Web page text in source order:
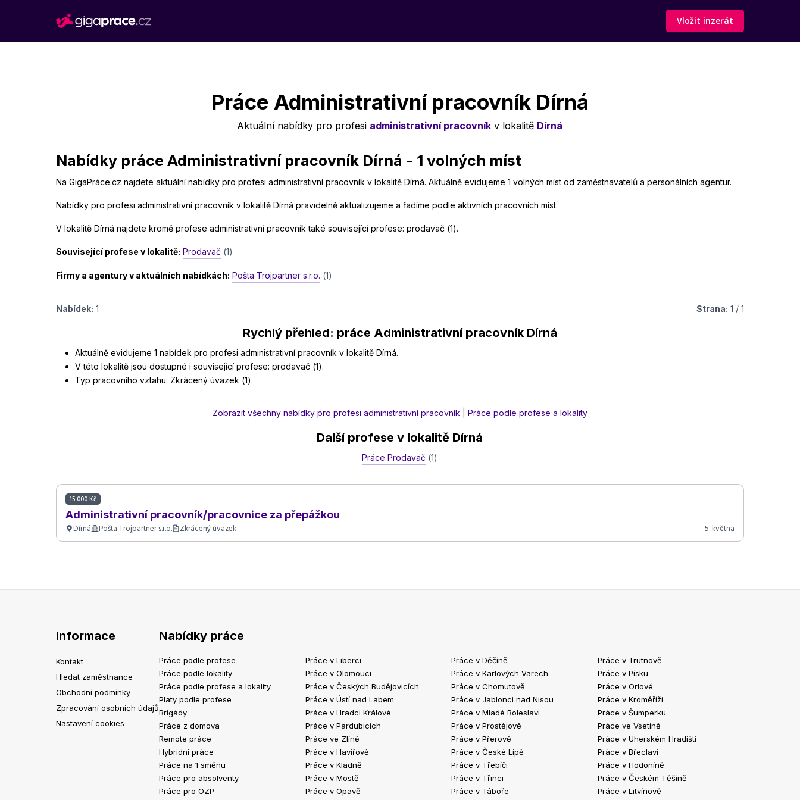
Vložit inzerát
Práce Administrativní pracovník Dírná
Aktuální nabídky pro profesi administrativní pracovník v lokalitě Dírná
Nabídky práce Administrativní pracovník Dírná - 1 volných míst
Na GigaPráce.cz najdete aktuální nabídky pro profesi administrativní pracovník v lokalitě Dírná. Aktuálně evidujeme 1 volných míst od zaměstnavatelů a personálních agentur.
Nabídky pro profesi administrativní pracovník v lokalitě Dírná pravidelně aktualizujeme a řadíme podle aktivních pracovních míst.
V lokalitě Dírná najdete kromě profese administrativní pracovník také související profese: prodavač (1).
Související profese v lokalitě: Prodavač (1)
Firmy a agentury v aktuálních nabídkách: Pošta Trojpartner s.r.o. (1)
Nabídek: 1 Strana: 1 / 1
Rychlý přehled: práce Administrativní pracovník Dírná
Aktuálně evidujeme 1 nabídek pro profesi administrativní pracovník v lokalitě Dírná.
V této lokalitě jsou dostupné i související profese: prodavač (1).
Typ pracovního vztahu: Zkrácený úvazek (1).
Zobrazit všechny nabídky pro profesi administrativní pracovník Práce podle profese a lokality
Další profese v lokalitě Dírná
Práce Prodavač (1)
15 000 Kč
Administrativní pracovník/pracovnice za přepážkou
Dírná Pošta Trojpartner s.r.o. Zkrácený úvazek 5. května
Informace
Kontakt
Hledat zaměstnance
Obchodní podmínky
Zpracování osobních údajů
Nastavení cookies
Nabídky práce
Práce podle profese
Práce podle lokality
Práce podle profese a lokality
Platy podle profese
Brigády
Práce z domova
Remote práce
Hybridní práce
Práce na 1 směnu
Práce pro absolventy
Práce pro OZP
Práce v Liberci
Práce v Olomouci
Práce v Českých Budějovicích
Práce v Ústí nad Labem
Práce v Hradci Králové
Práce v Pardubicích
Práce ve Zlíně
Práce v Havířově
Práce v Kladně
Práce v Mostě
Práce v Opavě
Práce v Děčíně
Práce v Karlových Varech
Práce v Chomutově
Práce v Jablonci nad Nisou
Práce v Mladé Boleslavi
Práce v Prostějově
Práce v Přerově
Práce v České Lípě
Práce v Třebíči
Práce v Třinci
Práce v Táboře
Práce v Trutnově
Práce v Písku
Práce v Orlové
Práce v Kroměříži
Práce v Šumperku
Práce ve Vsetíně
Práce v Uherském Hradišti
Práce v Břeclavi
Práce v Hodoníně
Práce v Českém Těšíně
Práce v Litvínově